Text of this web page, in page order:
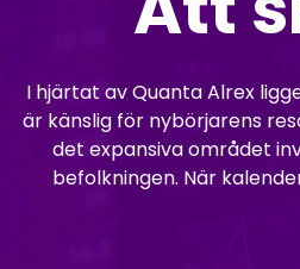
I hjärtat av Quanta Alrex
är känslig för nybörjarens
det expansiva området
befolkningen. När